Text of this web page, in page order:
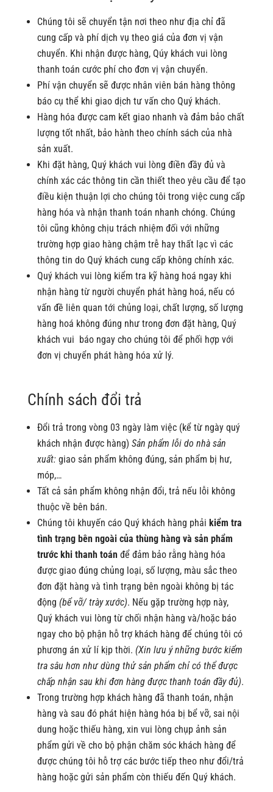
Chúng tôi sẽ chuyển tận nơi theo như địa chỉ đã
cung cấp và phí dịch vụ theo giá của đơn vị vận
chuyển. Khi nhận được hàng, Qúy khách vui lòng
thanh toán cước phí cho đơn vị vận chuyển.
Phí vận chuyển sẽ được nhân viên bán hàng thông
báo cụ thể khi giao dịch tư vấn cho Quý khách.
Hàng hóa được cam kết giao nhanh và đảm bảo chất
lượng tốt nhất, bảo hành theo chính sách của nhà
sản xuất.
Khi đặt hàng, Quý khách vui lòng điền đầy đủ và
chính xác các thông tin cần thiết theo yêu cầu để tạo
điều kiện thuận lợi cho chúng tôi trong việc cung cấp
hàng hóa và nhận thanh toán nhanh chóng. Chúng
tôi cũng không chịu trách nhiệm đối với những
trường hợp giao hàng chậm trễ hay thất lạc vì các
thông tin do Quý khách cung cấp không chính xác.
Quý khách vui lòng kiểm tra kỹ hàng hoá ngay khi
nhận hàng từ người chuyển phát hàng hoá, nếu có
vấn đề liên quan tới chủng loại, chất lượng, số lượng
hàng hoá không đúng như trong đơn đặt hàng, Quý
khách vui báo ngay cho chúng tôi để phối hợp với
đơn vị chuyển phát hàng hóa xử lý.
Chính sách đổi trả
Đổi trả trong vòng 03 ngày làm việc (kể từ ngày quý
khách nhận được hàng) Sản phẩm lỗi do nhà sản
xuất:giao sản phẩm không đúng, sản phẩm bị hư,
móp,…
Tất cả sản phẩm không nhận đổi, trả nếu lỗi không
thuộc về bên bán.
Chúng tôi khuyến cáo Quý khách hàng phải kiểm tra
tình trạng bên ngoài của thùng hàng và sản phẩm
trước khi thanh toán để đảm bảo rằng hàng hóa
được giao đúng chủng loại, số lượng, màu sắc theo
đơn đặt hàng và tình trạng bên ngoài không bị tác
động (bể vỡ/ trày xước). Nếu gặp trường hợp này,
Quý khách vui lòng từ chối nhận hàng và/hoặc báo
ngay cho bộ phận hỗ trợ khách hàng để chúng tôi có
phương án xử lí kịp thời. (Xin lưu ý những bước kiểm
tra sâu hơn như dùng thử sản phẩm chỉ có thể được
chấp nhận sau khi đơn hàng được thanh toán đầy đủ).
Trong trường hợp khách hàng đã thanh toán, nhận
hàng và sau đó phát hiện hàng hóa bị bể vỡ, sai nội
dung hoặc thiếu hàng, xin vui lòng chụp ảnh sản
phẩm gửi về cho bộ phận chăm sóc khách hàng để
được chúng tôi hỗ trợ các bước tiếp theo như đổi/trả
hàng hoặc gửi sản phẩm còn thiếu đến Quý khách.